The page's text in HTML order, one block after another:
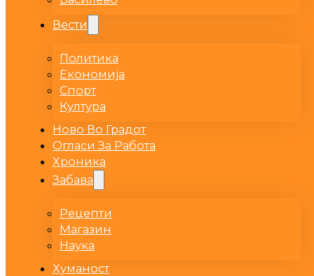
Вести
Политика
Економија
Спорт
Култура
Ново Во Градот
Огласи За Работа
Хроника
Забава
Рецепти
Магазин
Наука
Хуманост